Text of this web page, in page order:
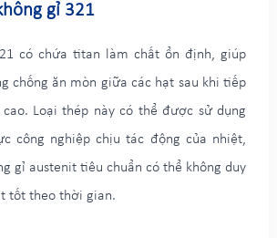
gỉ 321
có chứa titan làm chất ổn định, giúp
chống ăn mòn giữa các hạt sau khi tiếp
Loại thép này có thể được sử dụng
công nghiệp chịu tác động của nhiệt,
gỉ austenit tiêu chuẩn có thể không duy
tốt theo thời gian.